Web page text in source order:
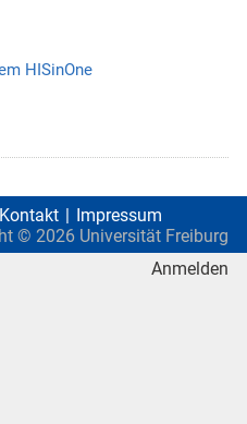
HISinOne
Kontakt
Impressum
© 2026 Universität Freiburg
Anmelden